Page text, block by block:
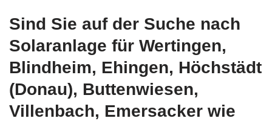
Sind Sie auf der Suche nach
Solaranlage für Wertingen,
Blindheim, Ehingen, Höchstädt
(Donau), Buttenwiesen,
Villenbach, Emersacker wie